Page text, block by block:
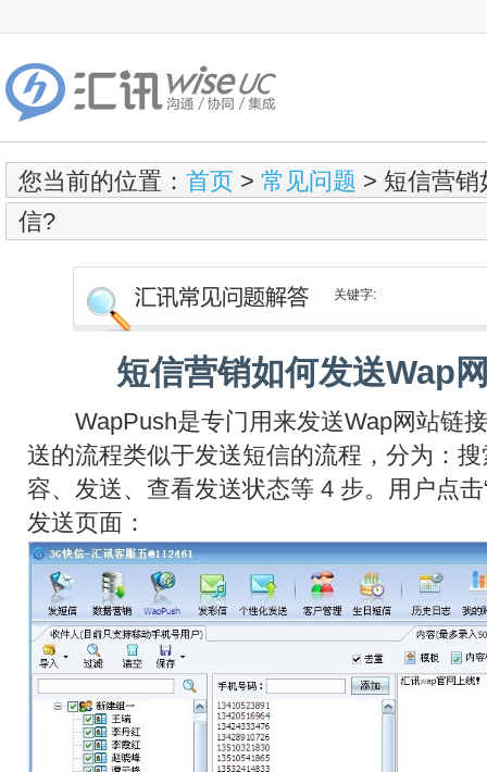
您当前的位置： 首页 > 常见问题 > 短信营销
信?
关键字:
短信营销如何发送Wap
WapPush是专门用来发送Wap网站链接
送的流程类似于发送短信的流程，分为：
容、发送、查看发送状态等 4 步。用户点击
发送页面：